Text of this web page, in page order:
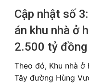
Cập nhật số
án khu nhà ở
2.500 tỷ đồng
Theo đó, Khu nhà
Tây đường Hùng